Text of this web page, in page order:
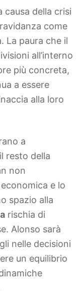
causa della crisi
come
La paura che il
all’interno
più concreta,
a essere
alla loro
a
resto della
non
e lo
spazio alla
rischia di
Alonso sarà
nelle decisioni
un equilibrio